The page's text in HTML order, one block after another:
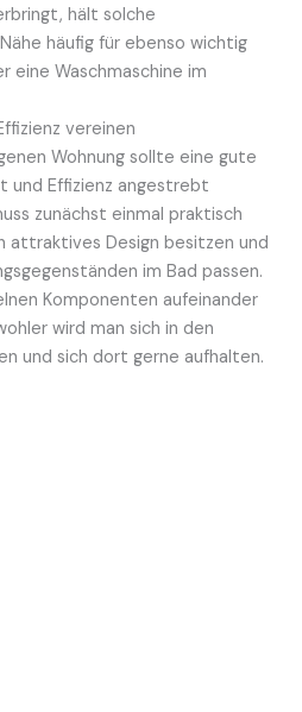
hält solche
häufig für ebenso wichtig
eine Waschmaschine im
vereinen
Wohnung sollte eine gute
und Effizienz angestrebt
zunächst einmal praktisch
attraktives Design besitzen und
im Bad passen.
Komponenten aufeinander
wird man sich in den
und sich dort gerne aufhalten.